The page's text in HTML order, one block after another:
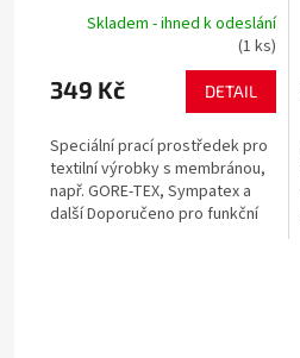
Skladem - ihned k odeslání
(1 ks)
349 Kč DETAIL
Speciální prací prostředek pro
textilní výrobky s membránou,
např. GORE-TEX, Sympatex a
další Doporučeno pro funkční